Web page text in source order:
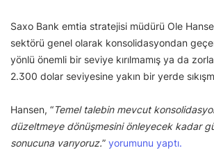
Saxo Bank emtia stratejisi müdürü Ole
sektörü genel olarak konsolidasyondan
yönlü önemli bir seviye kırılmamış ya da
2.300 dolar seviyesine yakın bir yerde
Hansen, “Temel talebin mevcut
düzeltmeye dönüşmesini önleyecek kadar
sonucuna varıyoruz.” yorumunu yaptı.